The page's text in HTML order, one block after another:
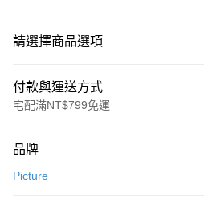
請選擇商品選項
付款與運送方式
宅配滿NT$799免運
信用卡一次付款
品牌
Picture